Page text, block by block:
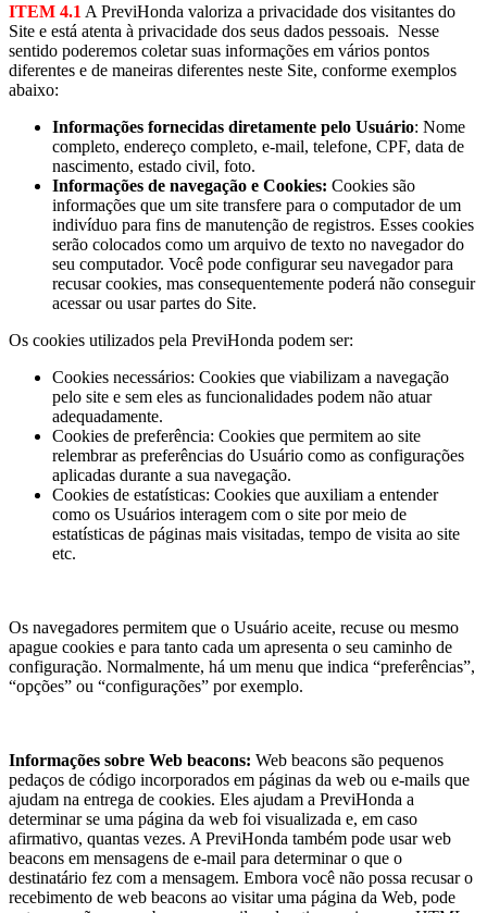
ITEM 4.1 A PreviHonda valoriza a privacidade dos visitantes do
Site e está atenta à privacidade dos seus dados pessoais. Nesse
sentido poderemos coletar suas informações em vários pontos
diferentes e de maneiras diferentes neste Site, conforme exemplos
abaixo:
Informações fornecidas diretamente pelo Usuário: Nome
completo, endereço completo, e-mail, telefone, CPF, data de
nascimento, estado civil, foto.
Informações de navegação e Cookies: Cookies são
informações que um site transfere para o computador de um
indivíduo para fins de manutenção de registros. Esses cookies
serão colocados como um arquivo de texto no navegador do
seu computador. Você pode configurar seu navegador para
recusar cookies, mas consequentemente poderá não conseguir
acessar ou usar partes do Site.
Os cookies utilizados pela PreviHonda podem ser:
Cookies necessários: Cookies que viabilizam a navegação
pelo site e sem eles as funcionalidades podem não atuar
adequadamente.
Cookies de preferência: Cookies que permitem ao site
relembrar as preferências do Usuário como as configurações
aplicadas durante a sua navegação.
Cookies de estatísticas: Cookies que auxiliam a entender
como os Usuários interagem com o site por meio de
estatísticas de páginas mais visitadas, tempo de visita ao site
etc.
Os navegadores permitem que o Usuário aceite, recuse ou mesmo
apague cookies e para tanto cada um apresenta o seu caminho de
configuração. Normalmente, há um menu que indica “preferências”,
“opções” ou “configurações” por exemplo.
Informações sobre Web beacons: Web beacons são pequenos
pedaços de código incorporados em páginas da web ou e-mails que
ajudam na entrega de cookies. Eles ajudam a PreviHonda a
determinar se uma página da web foi visualizada e, em caso
afirmativo, quantas vezes. A PreviHonda também pode usar web
beacons em mensagens de e-mail para determinar o que o
destinatário fez com a mensagem. Embora você não possa recusar o
recebimento de web beacons ao visitar uma página da Web, pode